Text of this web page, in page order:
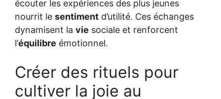
écouter les expériences des plus jeunes
nourrit le sentiment d’utilité. Ces échanges
dynamisent la vie sociale et renforcent
l’équilibre émotionnel.
Créer des rituels pour
cultiver la joie au